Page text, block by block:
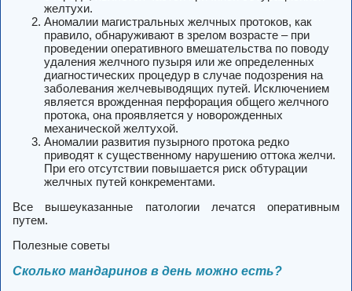
желтухи.
Аномалии магистральных желчных протоков, как
правило, обнаруживают в зрелом возрасте – при
проведении оперативного вмешательства по поводу
удаления желчного пузыря или же определенных
диагностических процедур в случае подозрения на
заболевания желчевыводящих путей. Исключением
является врожденная перфорация общего желчного
протока, она проявляется у новорожденных
механической желтухой.
Аномалии развития пузырного протока редко
приводят к существенному нарушению оттока желчи.
При его отсутствии повышается риск обтурации
желчных путей конкрементами.
Все вышеуказанные патологии лечатся оперативным
путем.
Полезные советы
Сколько мандаринов в день можно есть?